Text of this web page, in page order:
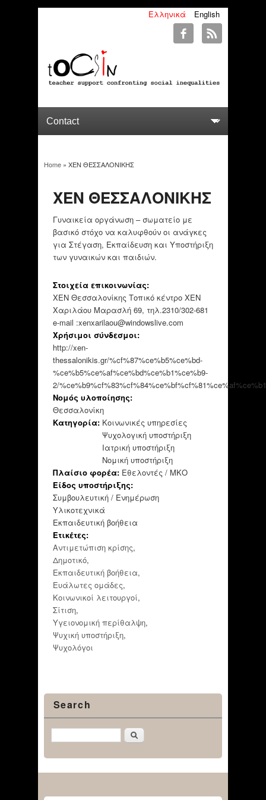
English
Ελληνικά
You are here
Home» ΧΕΝ ΘΕΣΣΑΛΟΝΙΚΗΣ
ΧΕΝ ΘΕΣΣΑΛΟΝΙΚΗΣ
Γυναικεία οργάνωση – σωματείο με
βασικό στόχο να καλυφθούν οι ανάγκες
για Στέγαση, Εκπαίδευση και Υποστήριξη
των γυναικών και παιδιών.
Στοιχεία επικοινωνίας:
ΧΕΝ Θεσσαλονίκης Τοπικό κέντρο ΧΕΝ
Χαριλάου Μαρασλή 69, τηλ.2310/302-681
e-mail :xenxarilaou@windowslive.com
Χρήσιμοι σύνδεσμοι:
http://xen-
thessalonikis.gr/%cf%87%ce%b5%ce%bd-
%ce%b5%ce%af%ce%bd%ce%b1%ce%b9-
2/
Νομός υλοποίησης:
Θεσσαλονίκη
Κατηγορία: Κοινωνικές υπηρεσίες
Ψυχολογική υποστήριξη
Ιατρική υποστήριξη
Νομική υποστήριξη
Πλαίσιο φορέα: Εθελοντές / ΜΚΟ
Είδος υποστήριξης:
Συμβουλευτική / Ενημέρωση
Υλικοτεχνικά
Εκπαιδευτική βοήθεια
Ετικέτες:
Αντιμετώπιση κρίσης,
Δημοτικό,
Εκπαιδευτική βοήθεια,
Ευάλωτες ομάδες,
Κοινωνικοί λειτουργοί,
Σίτιση,
Υγειονομική περίθαλψη,
Ψυχική υποστήριξη,
Ψυχολόγοι
Search
Αναζήτηση